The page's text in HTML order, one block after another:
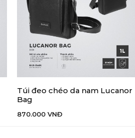
THÊM VÀO GIỎ HÀNG
Túi đeo chéo da nam Lucanor
Bag
870.000 VNĐ